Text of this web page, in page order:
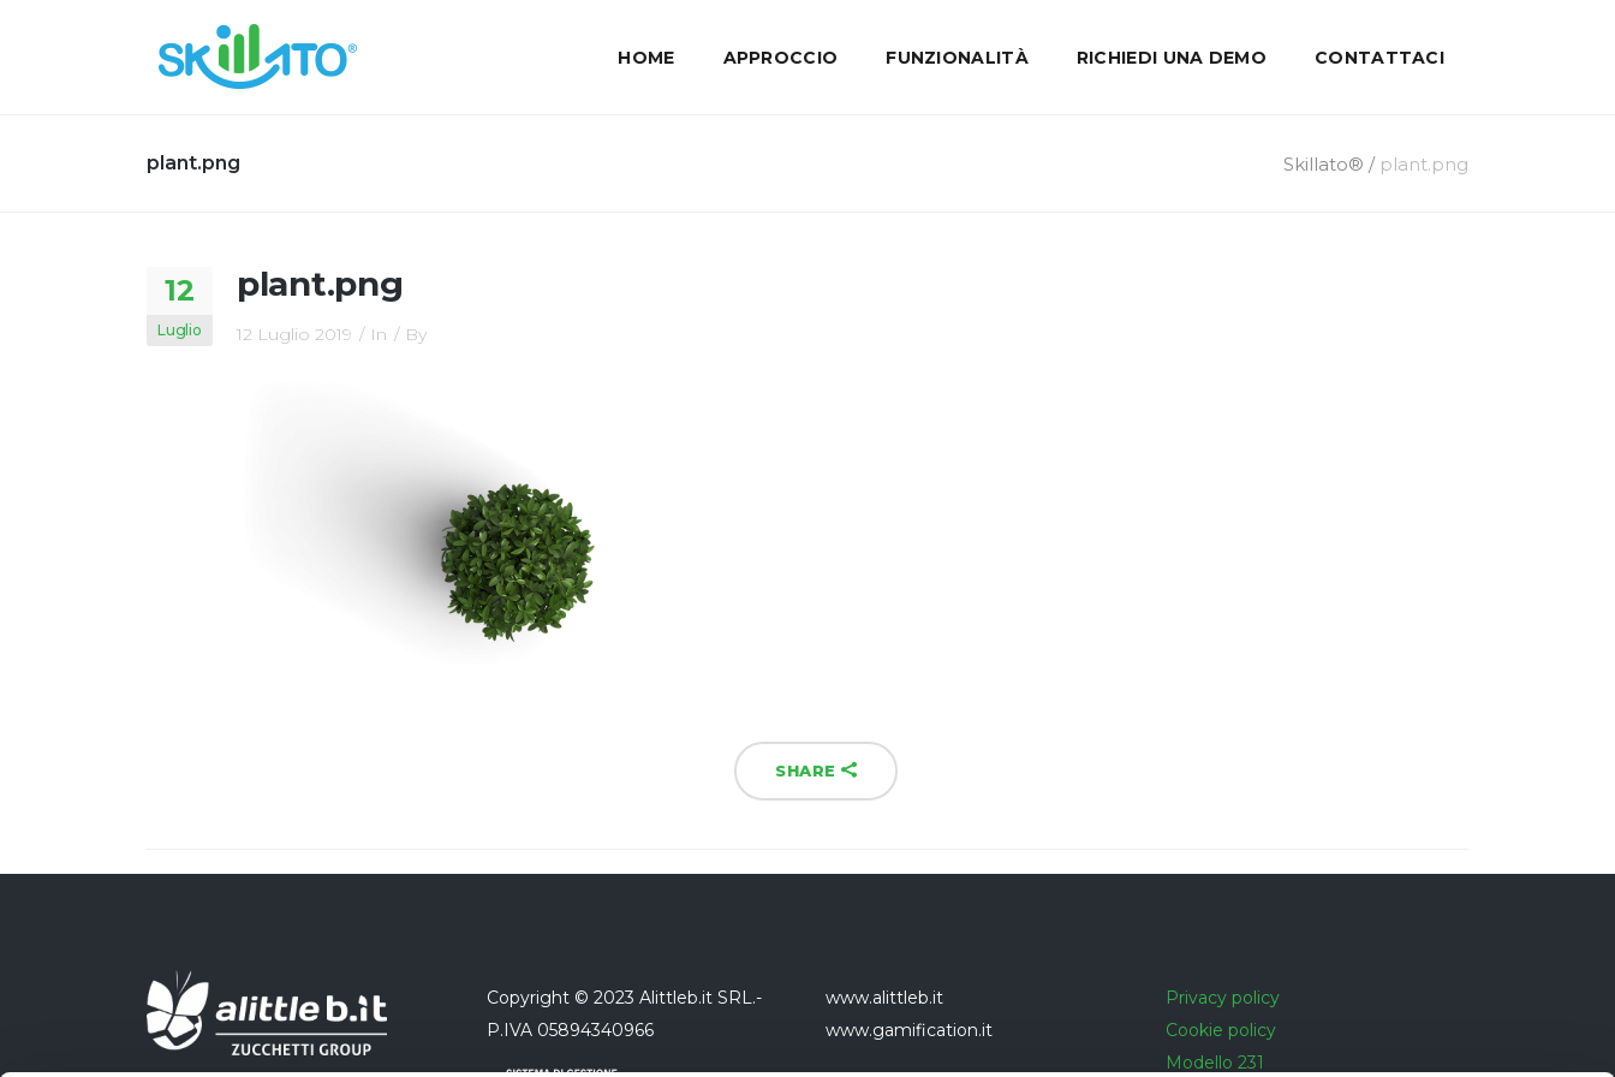
HOME APPROCCIO FUNZIONALITÀ RICHIEDI UNA DEMO CONTATTACI
plant.png Skillato® / plant.png
12
Luglio
plant.png
12 Luglio 2019 In By
SHARE
Copyright © 2023 Alittleb.it SRL.-
P.IVA 05894340966
www.alittleb.it
www.gamification.it
Privacy policy
Cookie policy
Modello 231